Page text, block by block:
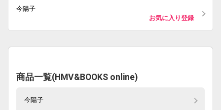
今陽子
お気に入り登録
商品一覧(HMV&BOOKS online)
今陽子